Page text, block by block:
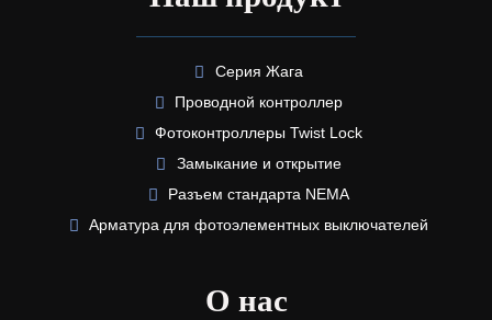
Серия Жага
Проводной контроллер
Фотоконтроллеры Twist Lock
Замыкание и открытие
Разъем стандарта NEMA
Арматура для фотоэлементных выключателей
О нас